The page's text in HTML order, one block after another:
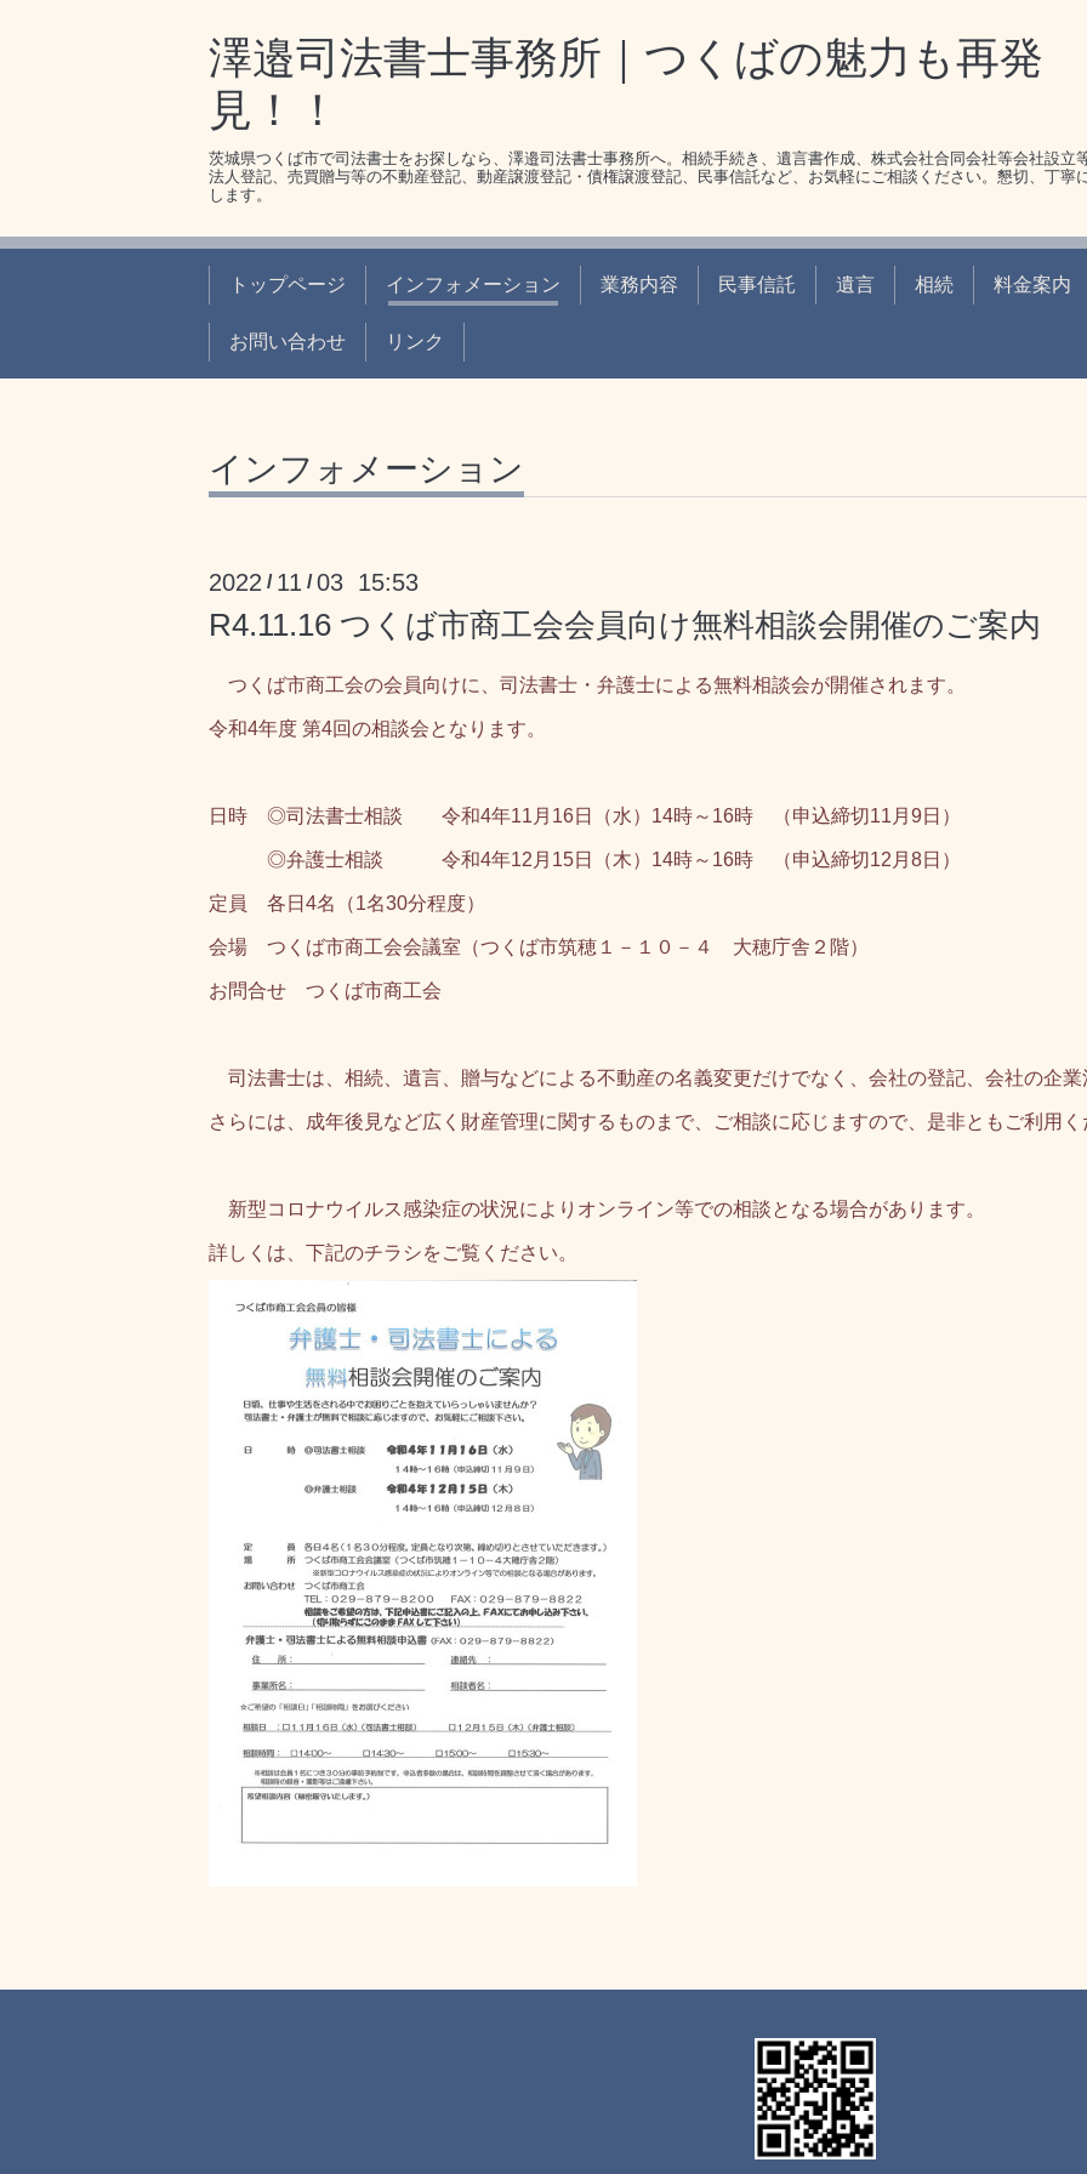
澤邉司法書士事務所｜つくばの魅力も再発
見！！
茨城県つくば市で司法書士をお探しなら、澤邉司法書士事務所へ。相続手続き、遺言書作成、株式会社合同会社等会社設立
法人登記、売買贈与等の不動産登記、動産譲渡登記・債権譲渡登記、民事信託など、お気軽にご相談ください。懇切、丁寧
します。
トップページ インフォメーション 業務内容 民事信託 遺言 相続 料金案内
お問い合わせ リンク
インフォメーション
2022 / 11 /03 15:53
R4.11.16 つくば市商工会会員向け無料相談会開催のご案内
つくば市商工会の会員向けに、司法書士・弁護士による無料相談会が開催されます。
令和4年度 第4回の相談会となります。
日時 ◎司法書士相談 令和4年11月16日（水）14時～16時 （申込締切11月9日）
◎弁護士相談 令和4年12月15日（木）14時～16時 （申込締切12月8日）
定員 各日4名（1名30分程度）
会場 つくば市商工会会議室（つくば市筑穂１－１０－４ 大穂庁舎２階）
お問合せ つくば市商工会
司法書士は、相続、遺言、贈与などによる不動産の名義変更だけでなく、会社の登記、会社の企
さらには、成年後見など広く財産管理に関するものまで、ご相談に応じますので、是非ともご利用
新型コロナウイルス感染症の状況によりオンライン等での相談となる場合があります。
詳しくは、下記のチラシをご覧ください。